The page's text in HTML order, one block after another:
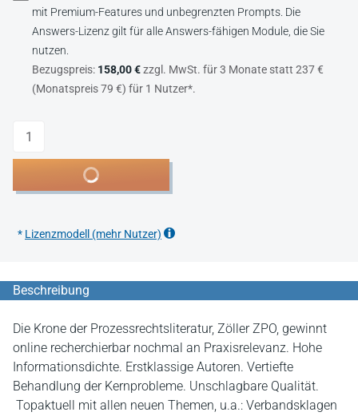
mit Premium-Features und unbegrenzten Prompts. Die
Answers-Lizenz gilt für alle Answers-fähigen Module, die Sie
nutzen.
Bezugspreis: 158,00 €zzgl. MwSt. für 3 Monate statt 237 €
(Monatspreis 79 €) für 1 Nutzer*.
Anzahl
In den Warenkorb
* Lizenzmodell (mehr Nutzer)
Beschreibung
Die Krone der Prozessrechtsliteratur, Zöller ZPO, gewinnt
online recherchierbar nochmal an Praxisrelevanz. Hohe
Informationsdichte. Erstklassige Autoren. Vertiefte
Behandlung der Kernprobleme. Unschlagbare Qualität.
Topaktuell mit allen neuen Themen, u.a.: Verbandsklagen